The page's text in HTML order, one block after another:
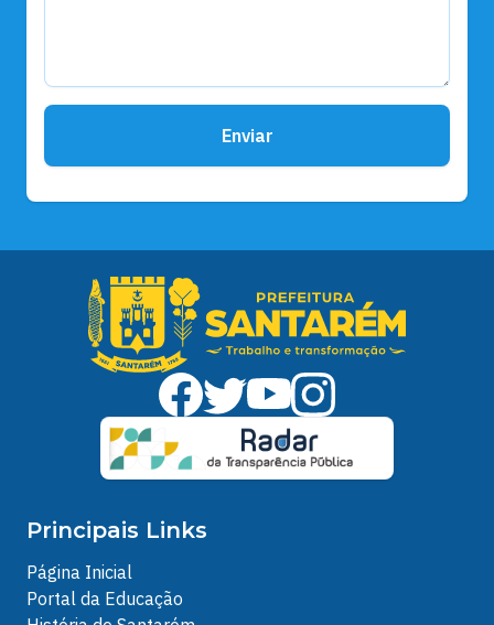
Enviar
Principais Links
Página Inicial
Portal da Educação